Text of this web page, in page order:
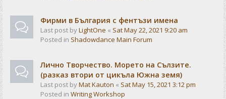
Фирми в България с фентъзи имена
Last post byLightOne « Sat May 22, 2021 9:20 am
Posted in Shadowdance Main Forum
Лично Творчество. Морето на Сълзите.
(разказ втори от цикъла Южна земя)
Last post byMat Kauton « Sat May 15, 2021 3:12 pm
Posted in Writing Workshop